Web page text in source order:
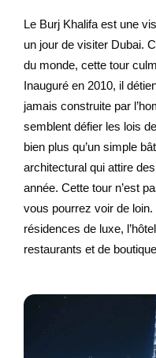
Le Burj Khalifa est une
un jour de visiter Dubai.
du monde, cette tour
Inauguré en 2010, il
jamais construite par
semblent défier les lois
bien plus qu’un simple
architectural qui attire
année. Cette tour n’est
vous pourrez voir de
résidences de luxe,
restaurants et de